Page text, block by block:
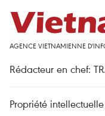
AGENCE VIETNAMIENNE
Rédacteur en chef:
Propriété intellectuelle